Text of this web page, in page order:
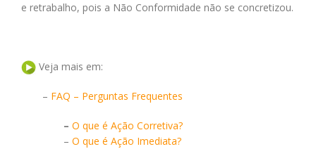
e retrabalho, pois a Não Conformidade não se concretizou.
Veja mais em:
– FAQ – Perguntas Frequentes
– O que é Ação Corretiva?
– O que é Ação Imediata?